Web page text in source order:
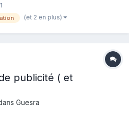
clients. Dans sa forme la plus
créer le bon impact e...
1
(et 2 en plus)
publicité ( et
Guesra